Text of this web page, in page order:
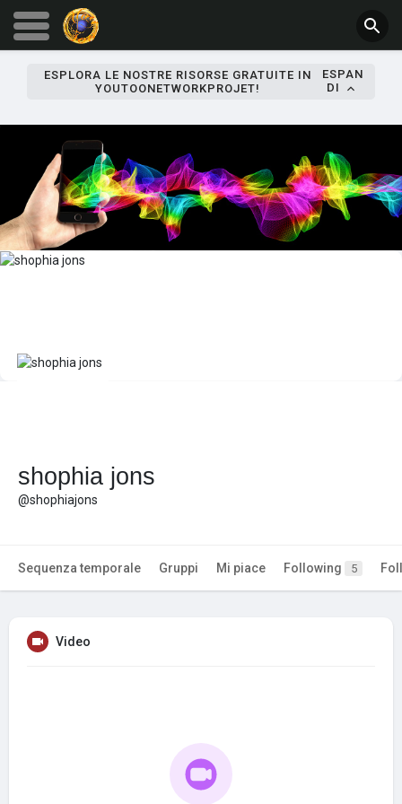
ESPLORA LE NOSTRE RISORSE GRATUITE IN
YOUTOONETWORKPROJET!
ESPAN
DI
shophia jons
@shophiajons
Sequenza temporale Gruppi Mi piace Following 5
Video